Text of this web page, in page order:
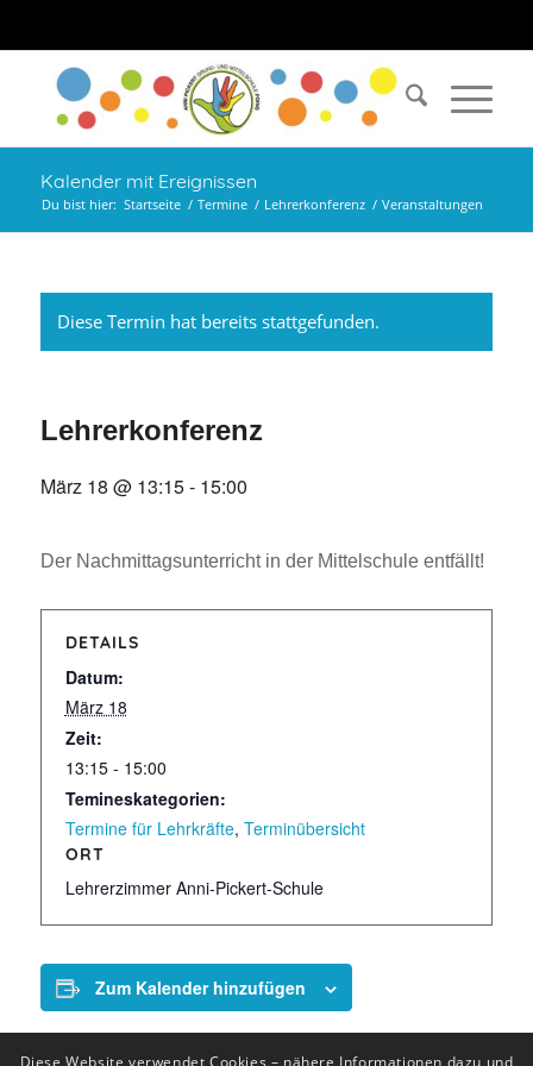
Kalender mit Ereignissen
Du bist hier: Startseite / Termine / Lehrerkonferenz / Veranstaltungen
Diese Termin hat bereits stattgefunden.
Lehrerkonferenz
März 18 @ 13:15- 15:00
Der Nachmittagsunterricht in der Mittelschule entfällt!
DETAILS
Datum:
März 18
Zeit:
13:15 - 15:00
Temineskategorien:
Termine für Lehrkräfte, Terminübersicht
ORT
Lehrerzimmer Anni-Pickert-Schule
Zum Kalender hinzufügen